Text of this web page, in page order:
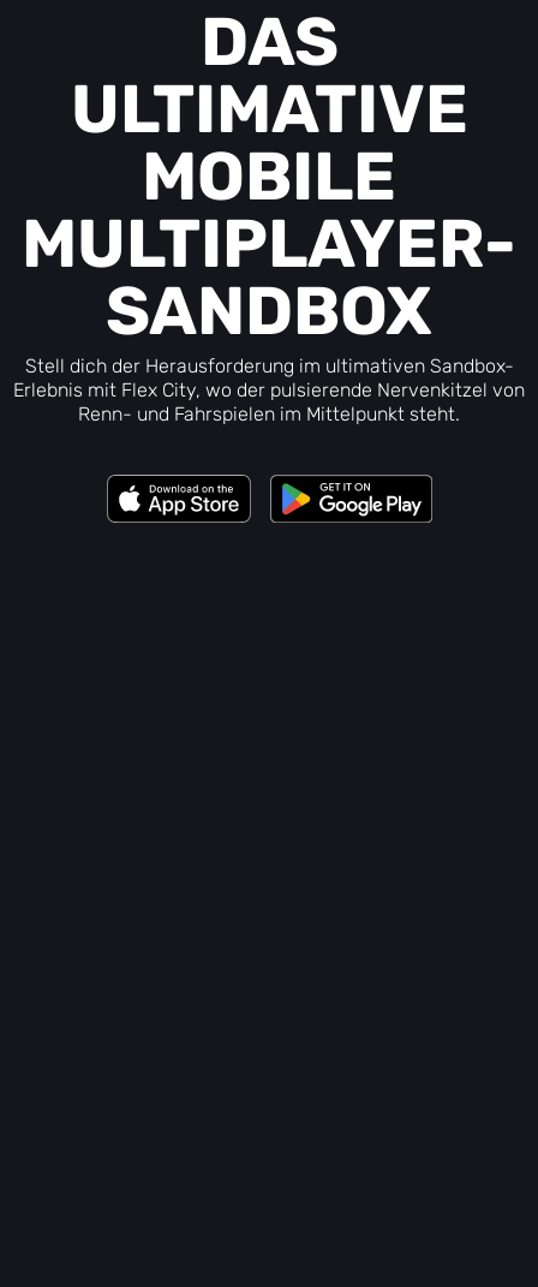
DAS
ULTIMATIVE
MOBILE
MULTIPLAYER-
SANDBOX
Stell dich der Herausforderung im ultimativen Sandbox-
Erlebnis mit Flex City, wo der pulsierende Nervenkitzel von
Renn- und Fahrspielen im Mittelpunkt steht.